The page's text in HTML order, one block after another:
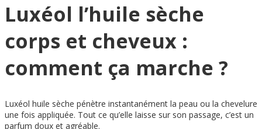
Luxéol l’huile sèche
corps et cheveux :
comment ça marche ?
Luxéol huile sèche pénètre instantanément la peau ou la chevelure
une fois appliquée. Tout ce qu’elle laisse sur son passage, c’est un
parfum doux et agréable.